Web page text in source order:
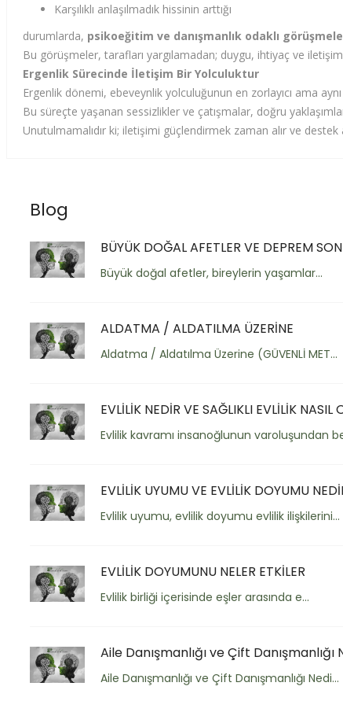
Karşılıklı anlaşılmadık hissinin arttığı
durumlarda, psikoeğitim ve danışmanlık odaklı
Bu görüşmeler, tarafları yargılamadan; duygu, ihtiyaç ve
Ergenlik Sürecinde İletişim Bir Yolculuktur
Ergenlik dönemi, ebeveynlik yolculuğunun en zorlayıcı ama
Bu süreçte yaşanan sessizlikler ve çatışmalar, doğru
Unutulmamalıdır ki; iletişimi güçlendirmek zaman alır ve
Blog
BÜYÜK DOĞAL AFETLER VE DEPREM
Büyük doğal afetler, bireylerin yaşamlar...
ALDATMA / ALDATILMA ÜZERİNE
Aldatma / Aldatılma Üzerine (GÜVENLİ MET...
EVLİLİK NEDİR VE SAĞLIKLI EVLİLİK NASIL
Evlilik kavramı insanoğlunun varoluşundan
EVLİLİK UYUMU VE EVLİLİK DOYUMU
Evlilik uyumu, evlilik doyumu evlilik ilişkilerini...
EVLİLİK DOYUMUNU NELER ETKİLER
Evlilik birliği içerisinde eşler arasında e...
Aile Danışmanlığı ve Çift Danışmanlığı
Aile Danışmanlığı ve Çift Danışmanlığı Nedi...